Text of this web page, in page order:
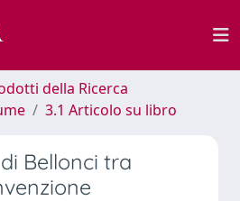
della Ricerca
3.1 Articolo su libro
Bellonci tra